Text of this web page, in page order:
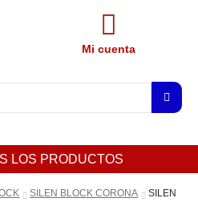
Mi cuenta
LOS PRODUCTOS
SILEN BLOCK CORONA
SILEN